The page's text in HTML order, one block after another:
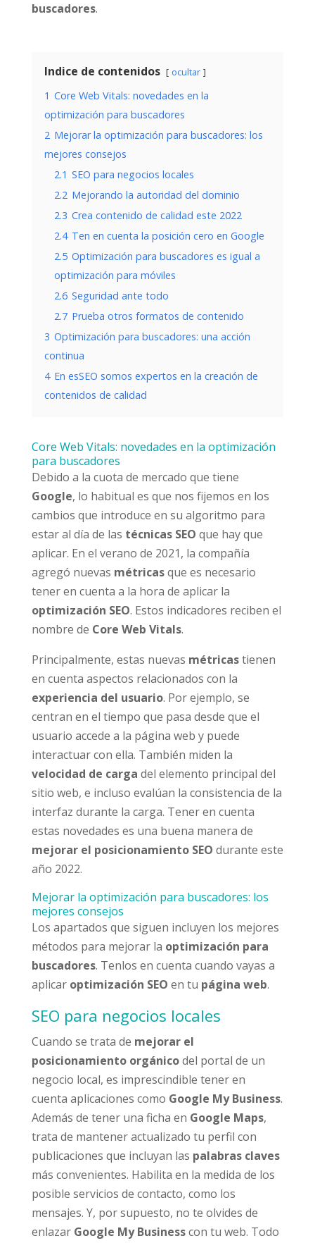
buscadores.
Indice de contenidos ocultar
1 Core Web Vitals: novedades en la
optimización para buscadores
2 Mejorar la optimización para buscadores: los
mejores consejos
2.1 SEO para negocios locales
2.2 Mejorando la autoridad del dominio
2.3 Crea contenido de calidad este 2022
2.4 Ten en cuenta la posición cero en Google
2.5 Optimización para buscadores es igual a
optimización para móviles
2.6 Seguridad ante todo
2.7 Prueba otros formatos de contenido
3 Optimización para buscadores: una acción
continua
4 En esSEO somos expertos en la creación de
contenidos de calidad
Core Web Vitals: novedades en la optimización
para buscadores
Debido a la cuota de mercado que tiene
Google, lo habitual es que nos fijemos en los
cambios que introduce en su algoritmo para
estar al día de las técnicas SEO que hay que
aplicar. En el verano de 2021, la compañía
agregó nuevas métricasque es necesario
tener en cuenta a la hora de aplicar la
optimización SEO. Estos indicadores reciben el
nombre de Core Web Vitals.
Principalmente, estas nuevas métricastienen
en cuenta aspectos relacionados con la
experiencia del usuario. Por ejemplo, se
centran en el tiempo que pasa desde que el
usuario accede a la página web y puede
interactuar con ella. También miden la
velocidad de carga del elemento principal del
sitio web, e incluso evalúan la consistencia de la
interfaz durante la carga. Tener en cuenta
estas novedades es una buena manera de
mejorar el posicionamiento SEO durante este
año 2022.
Mejorar la optimización para buscadores: los
mejores consejos
Los apartados que siguen incluyen los mejores
métodos para mejorar la optimización para
buscadores. Tenlos en cuenta cuando vayas a
aplicar optimización SEO en tu página web.
SEO para negocios locales
Cuando se trata de mejorar el
posicionamiento orgánicodel portal de un
negocio local, es imprescindible tener en
cuenta aplicaciones como Google My Business.
Además de tener una ficha en Google Maps,
trata de mantener actualizado tu perfil con
publicaciones que incluyan las palabras claves
más convenientes. Habilita en la medida de los
posible servicios de contacto, como los
mensajes. Y, por supuesto, no te olvides de
enlazar Google My Businesscon tu web. Todo